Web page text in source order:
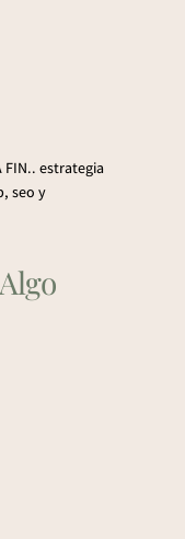
FIN.. estrategia
seo y